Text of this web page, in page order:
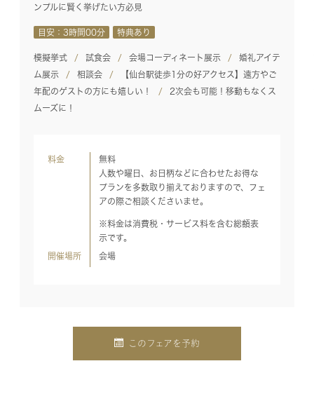
ンプルに賢く挙げたい方必見
目安：3時間00分 特典あり
模擬挙式 試食会 会場コーディネート展示
婚礼アイテ
ム展示
相談会
【仙台駅徒歩1分の好アクセス】遠方やご
年配のゲストの方にも嬉しい！
2次会も可能！移動もなくス
ムーズに！
料金
無料
人数や曜日、お日柄などに合わせたお得な
プランを多数取り揃えておりますので、フェ
アの際ご相談くださいませ。
※料金は消費税・サービス料を含む総額表
示です。
開催場所 会場
このフェアを予約